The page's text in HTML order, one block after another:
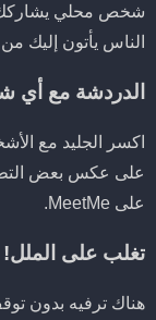
شخص محلي يشاركك
الناس يأتون إليك
الدردشة مع
اكسر الجليد مع
على عكس بعض
على MeetMe.
تغلب على الملل!